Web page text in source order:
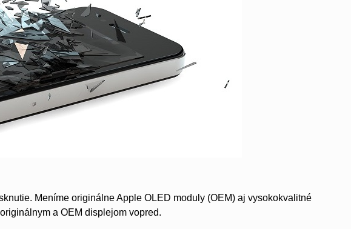
Meníme originálne Apple OLED moduly (OEM) aj vysokokvalitné
a OEM displejom vopred.